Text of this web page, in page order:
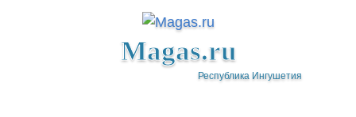
Magas.ru
Республика Ингушетия